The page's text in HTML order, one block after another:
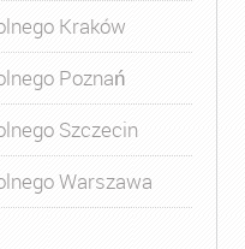
Kraków
Poznań
Szczecin
Warszawa